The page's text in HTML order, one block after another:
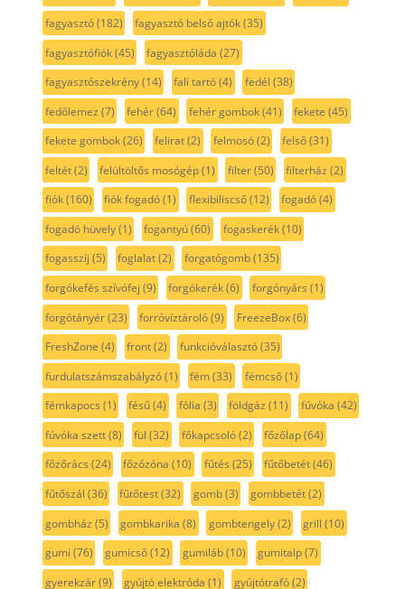
fagyasztó(182) fagyasztó belső ajtók(35)
fagyasztófiók(45) fagyasztóláda (27)
fagyasztószekrény(14) fali tartó(4) fedél (38)
fedőlemez (7) fehér(64) fehér gombok(41) fekete (45)
fekete gombok(26) felirat(2) felmosó(2) felső(31)
feltét(2) felültöltős mosógép(1) filter(50) filterház (2)
fiók(160) fiók fogadó(1) flexibiliscső(12) fogadó(4)
fogadó hüvely(1) fogantyú(60) fogaskerék(10)
fogasszíj (5) foglalat(2) forgatógomb(135)
forgókefés szívófej (9) forgókerék(6) forgónyárs (1)
forgótányér(23) forróvíztároló(9) FreezeBox(6)
FreshZone (4) front(2) funkcióválasztó(35)
furdulatszámszabályzó(1) fém(33) fémcső(1)
fémkapocs (1) fésű(4) fólia (3) földgáz (11) fúvóka (42)
fúvóka szett(8) fül (32) főkapcsoló(2) főzőlap(64)
főzőrács (24) főzőzóna (10) fűtés (25) fűtőbetét(46)
fűtőszál (36) fűtőtest(32) gomb(3) gombbetét(2)
gombház (5) gombkarika (8) gombtengely(2) grill (10)
gumi (76) gumicső(12) gumiláb(10) gumitalp(7)
gyerekzár(9) gyújtó elektróda (1) gyújtótrafó(2)